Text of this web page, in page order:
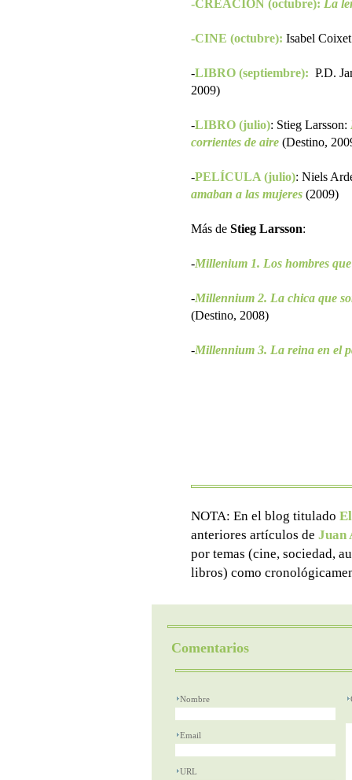
-CREACIÓN (octubre): La
-CINE (octubre): Isabel
-LIBRO (septiembre): P.D.
2009)
-LIBRO (julio): Stieg Larsson:
corrientes de aire (Destino,
-PELÍCULA (julio): Niels
amaban a las mujeres (2009)
Más de Stieg Larsson:
-Millenium 1. Los hombres
-Millennium 2. La chica que
(Destino, 2008)
-Millennium 3. La reina en el
NOTA: En el blog titulado
anteriores artículos de Juan
por temas (cine, sociedad,
libros) como
Comentarios
Nombre
Email
URL